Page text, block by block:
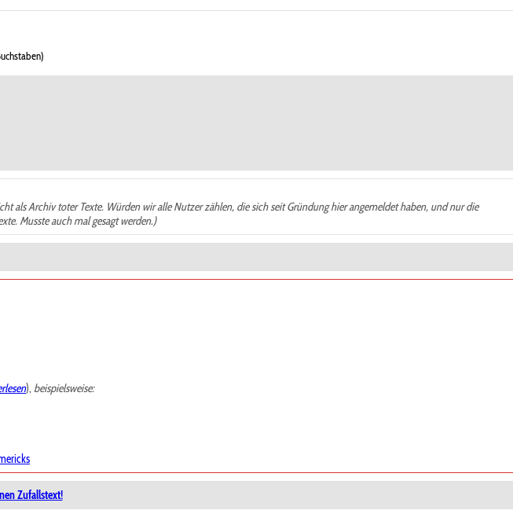
als Archiv toter Texte. Würden wir alle Nutzer zählen, die sich seit Gründung hier angemeldet haben, und nur die
Musste auch mal gesagt werden.)
),beispielsweise:
Zufallstext!